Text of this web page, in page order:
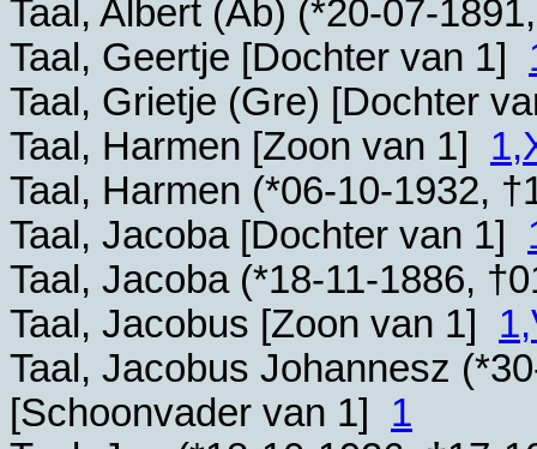
Taal, Albert (Ab) (*20-07-1891
Taal, Geertje [Dochter van 1]
Taal, Grietje (Gre) [Dochter
Taal, Harmen [Zoon van 1]
Taal, Harmen (*06-10-1932, †
Taal, Jacoba [Dochter van 1]
Taal, Jacoba (*18-11-1886, †
Taal, Jacobus [Zoon van 1]
Taal, Jacobus Johannesz (*
[Schoonvader van 1] 1